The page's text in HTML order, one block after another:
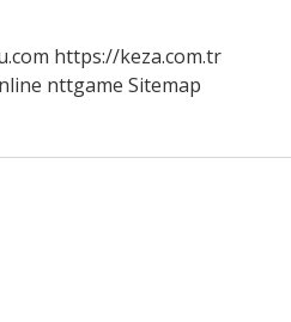
https://keza.com.tr
nttgame Sitemap